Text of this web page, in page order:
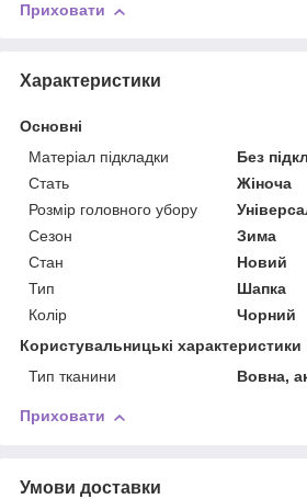
Приховати
Характеристики
Основні
Матеріал підкладки
Без
Стать
Жіноча
Розмір головного убору
Сезон
Зима
Стан
Новий
Тип
Шапка
Колір
Чорний
Користувальницькі характеристики
Тип тканини
Вовна,
Приховати
Умови доставки